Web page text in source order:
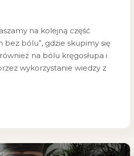
na kolejną część
bez bólu”, gdzie skupimy się
na bólu kręgosłupa i
wykorzystanie wiedzy z